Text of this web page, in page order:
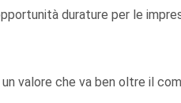
durature per le
valore che va ben oltre il